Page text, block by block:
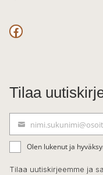
Facebook
Tilaa
ä
h
k
Olen lukenut ja
Tilaa uutiskirjeemme ja